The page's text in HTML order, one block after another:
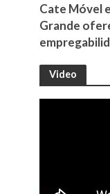
Cate Móvel
Grande
Video